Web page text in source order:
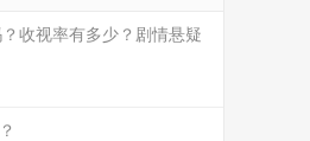
收视率有多少？剧情悬疑